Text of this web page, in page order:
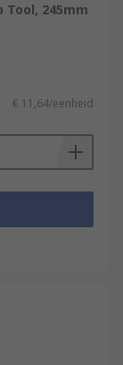
Tool, 245mm
€ 11,64/eenheid